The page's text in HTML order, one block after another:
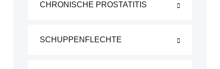
CHRONISCHE PROSTATITIS
SCHUPPENFLECHTE